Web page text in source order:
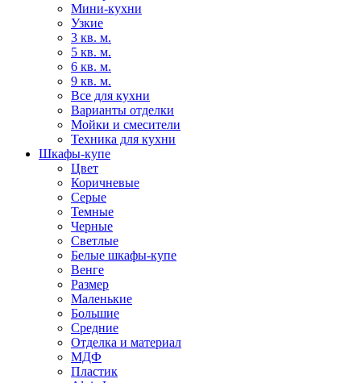
Мини-кухни
Узкие
3 кв. м.
5 кв. м.
6 кв. м.
9 кв. м.
Все для кухни
Варианты отделки
Мойки и смесители
Техника для кухни
Шкафы-купе
Цвет
Коричневые
Серые
Темные
Черные
Светлые
Белые шкафы-купе
Венге
Размер
Маленькие
Большие
Средние
Отделка и материал
МДФ
Пластик